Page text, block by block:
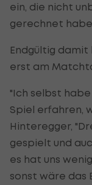
ein, die nicht
gerechnet
Endgültig
erst am
"Ich selbst
Spiel erfahren,
Hinteregger,
gespielt und
es hat uns
sonst wäre das